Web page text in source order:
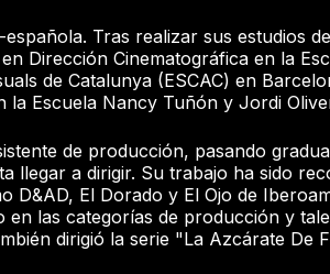
Tras realizar sus estudios
Dirección Cinematográfica en la
de Catalunya (ESCAC) en
la Escuela Nancy Tuñón y Jordi
de producción, pasando
llegar a dirigir. Su trabajo ha sido
D&AD, El Dorado y El Ojo de
en las categorías de producción y
dirigió la serie "La Azcárate De